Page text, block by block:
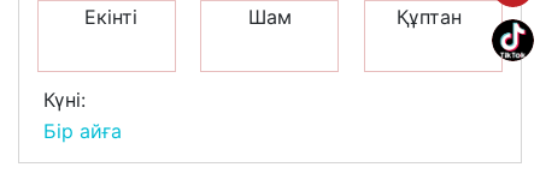
Екінті Шам Құптан
Күні:
Бір айға